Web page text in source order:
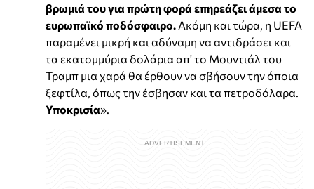
βρωμιά του για πρώτη φορά επηρεάζει άμεσα το
ευρωπαϊκό ποδόσφαιρο. Ακόμη και τώρα, η UEFA
παραμένει μικρή και αδύναμη να αντιδράσει και
τα εκατομμύρια δολάρια απ' το Μουντιάλ του
Τραμπ μια χαρά θα έρθουν να σβήσουν την όποια
ξεφτίλα, όπως την έσβησαν και τα πετροδόλαρα.
Υποκρισία».